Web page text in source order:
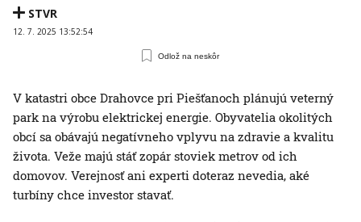
STVR
12. 7. 2025 13:52:54
Odlož na neskôr
V katastri obce Drahovce pri Piešťanoch plánujú veterný
park na výrobu elektrickej energie. Obyvatelia okolitých
obcí sa obávajú negatívneho vplyvu na zdravie a kvalitu
života. Veže majú stáť zopár stoviek metrov od ich
domovov. Verejnosť ani experti doteraz nevedia, aké
turbíny chce investor stavať.